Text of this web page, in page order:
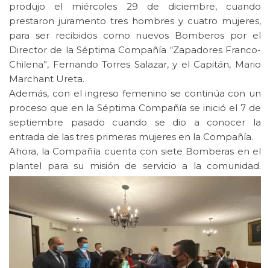
produjo el miércoles 29 de diciembre, cuando
prestaron juramento tres hombres y cuatro mujeres,
para ser recibidos como nuevos Bomberos por el
Director de la Séptima Compañía “Zapadores Franco-
Chilena”, Fernando Torres Salazar, y el Capitán, Mario
Marchant Ureta.
Además, con el ingreso femenino se continúa con un
proceso que en la Séptima Compañía se inició el 7 de
septiembre pasado cuando se dio a conocer la
entrada de las tres primeras mujeres en la Compañía.
Ahora, la Compañía cuenta con siete Bomberas en el
plantel para su misión de servicio a la comunidad.